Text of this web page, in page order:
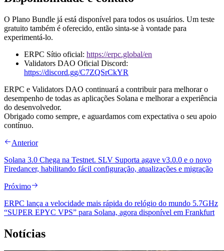
O Plano Bundle já está disponível para todos os usuários. Um teste
gratuito também é oferecido, então sinta-se à vontade para
experimentá-lo.
ERPC Sítio oficial: https://erpc.global/en
Validators DAO Oficial Discord:
https://discord.gg/C7ZQSrCkYR
ERPC e Validators DAO continuará a contribuir para melhorar o
desempenho de todas as aplicações Solana e melhorar a experiência
do desenvolvedor.
Obrigado como sempre, e aguardamos com expectativa o seu apoio
contínuo.
Anterior
Solana 3.0 Chega na Testnet. SLV Suporta agave v3.0.0 e o novo
Firedancer, habilitando fácil configuração, atualizações e migração
Próximo
ERPC lança a velocidade mais rápida do relógio do mundo 5.7GHz
“SUPER EPYC VPS” para Solana, agora disponível em Frankfurt
Notícias